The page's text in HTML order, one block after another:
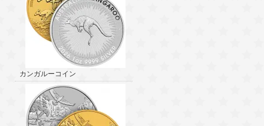
カンガルーコイン